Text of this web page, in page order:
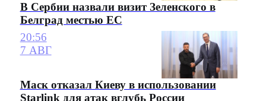
В Сербии назвали визит Зеленского в
Белград местью ЕС
20:56
7 АВГ
Маск отказал Киеву в использовании
Starlink для атак вглубь России